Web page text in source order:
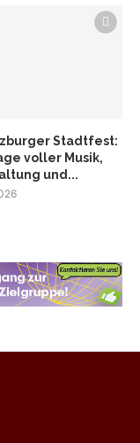
Stadtfest:
voller Musik,
und...